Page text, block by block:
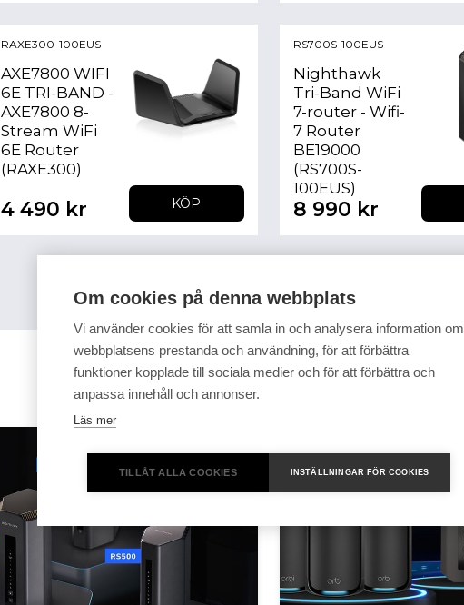
RAXE300-100EUS
AXE7800 WIFI
6E TRI-BAND -
AXE7800 8-
Stream WiFi
6E Router
(RAXE300)
4 490 kr KÖP
RS700S-100EUS
Nighthawk
Tri-Band WiFi
7-router - Wifi-
7 Router
BE19000
(RS700S-
100EUS)
8 990 kr
Om cookies på denna webbplats
Vi använder cookies för att samla in och analysera information om
webbplatsens prestanda och användning, för att förbättra
funktioner kopplade till sociala medier och för att förbättra och
anpassa innehåll och annonser.
Läs mer
TILLÅT ALLA COOKIES INSTÄLLNINGAR FÖR COOKIES